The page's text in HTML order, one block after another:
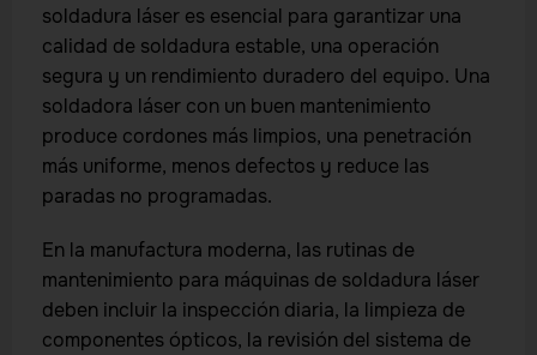
soldadura láser es esencial para garantizar una
calidad de soldadura estable, una operación
segura y un rendimiento duradero del equipo. Una
soldadora láser con un buen mantenimiento
produce cordones más limpios, una penetración
más uniforme, menos defectos y reduce las
paradas no programadas.
En la manufactura moderna, las rutinas de
mantenimiento para máquinas de soldadura láser
deben incluir la inspección diaria, la limpieza de
componentes ópticos, la revisión del sistema de